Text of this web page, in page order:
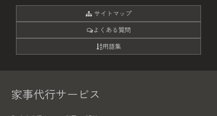
サイトマップ
よくある質問
用語集
家事代行サービス